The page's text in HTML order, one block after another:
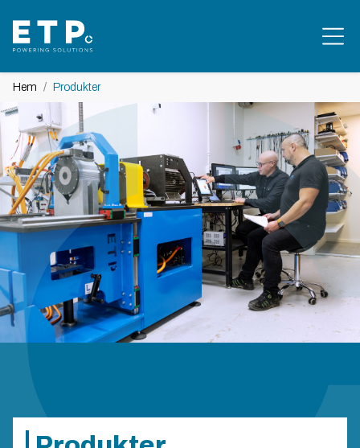
Hem Produkter